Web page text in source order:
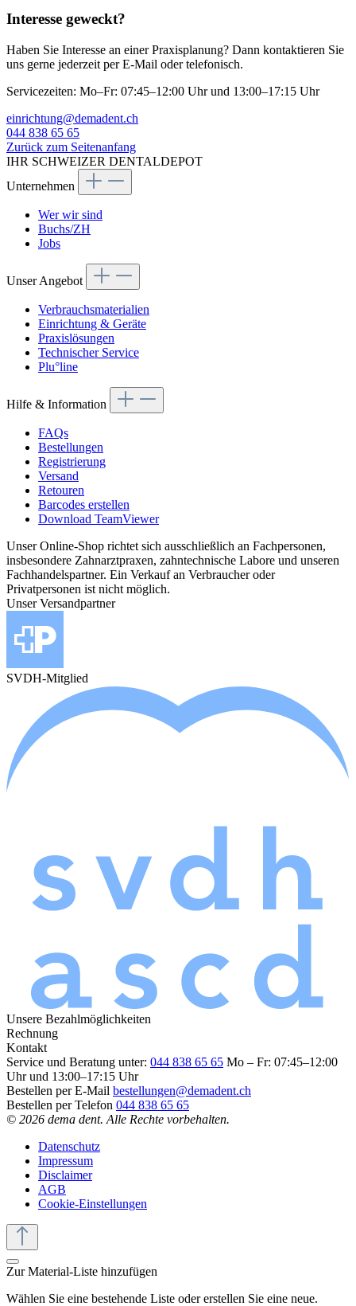
Interesse geweckt?
Haben Sie Interesse an einer Praxisplanung? Dann kontaktieren Sie
uns gerne jederzeit per E-Mail oder telefonisch.
Servicezeiten: Mo–Fr: 07:45–12:00 Uhr und 13:00–17:15 Uhr
einrichtung@demadent.ch
044 838 65 65
Zurück zum Seitenanfang
IHR SCHWEIZER DENTALDEPOT
Unternehmen
Wer wir sind
Buchs/ZH
Jobs
Unser Angebot
Verbrauchsmaterialien
Einrichtung & Geräte
Praxislösungen
Technischer Service
Plu°line
Hilfe & Information
FAQs
Bestellungen
Registrierung
Versand
Retouren
Barcodes erstellen
Download TeamViewer
Unser Online-Shop richtet sich ausschließlich an Fachpersonen,
insbesondere Zahnarztpraxen, zahntechnische Labore und unseren
Fachhandelspartner. Ein Verkauf an Verbraucher oder
Privatpersonen ist nicht möglich.
Unser Versandpartner
SVDH-Mitglied
Unsere Bezahlmöglichkeiten
Rechnung
Kontakt
Service und Beratung unter: 044 838 65 65 Mo – Fr: 07:45–12:00
Uhr und 13:00–17:15 Uhr
Bestellen per E-Mail bestellungen@demadent.ch
Bestellen per Telefon 044 838 65 65
© 2026 dema dent. Alle Rechte vorbehalten.
Datenschutz
Impressum
Disclaimer
AGB
Cookie-Einstellungen
Zur Material-Liste hinzufügen
Wählen Sie eine bestehende Liste oder erstellen Sie eine neue.